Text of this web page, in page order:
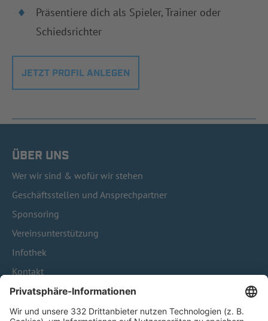
Präsentiere dich als Spieler, Trainer oder
Schiedsrichter
JETZT PROFIL ANLEGEN
ÜBER UNS
Wer wir sind & wofür wir stehen
Geschäftsstellen und Ansprechpartner
Sponsoring
Vereinsunterstützung
Infothek
Kontakt
HÄUFIG BESUCHTE SEITEN